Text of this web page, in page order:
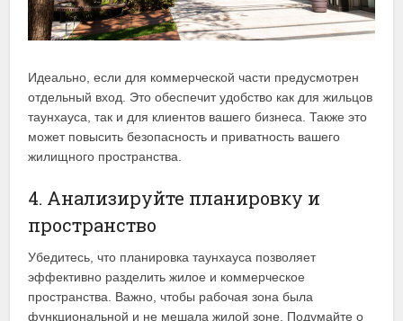
Идеально, если для коммерческой части предусмотрен
отдельный вход. Это обеспечит удобство как для жильцов
таунхауса, так и для клиентов вашего бизнеса. Также это
может повысить безопасность и приватность вашего
жилищного пространства.
4. Анализируйте планировку и
пространство
Убедитесь, что планировка таунхауса позволяет
эффективно разделить жилое и коммерческое
пространства. Важно, чтобы рабочая зона была
функциональной и не мешала жилой зоне. Подумайте о